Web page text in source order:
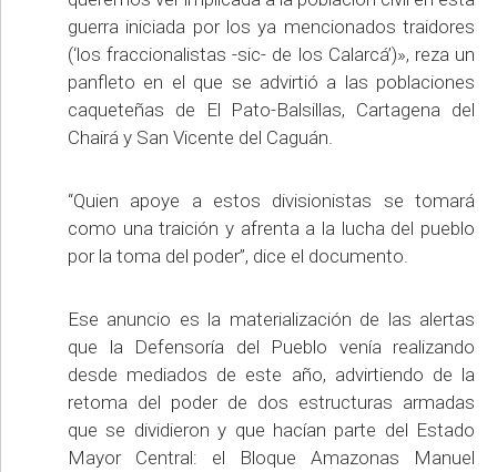
guerra iniciada por los ya mencionados traidores
(‘los fraccionalistas -sic- de los Calarcá’)», reza un
panfleto en el que se advirtió a las poblaciones
caqueteñas de El Pato-Balsillas, Cartagena del
Chairá y San Vicente del Caguán.
“Quien apoye a estos divisionistas se tomará
como una traición y afrenta a la lucha del pueblo
por la toma del poder”, dice el documento.
Ese anuncio es la materialización de las alertas
que la Defensoría del Pueblo venía realizando
desde mediados de este año, advirtiendo de la
retoma del poder de dos estructuras armadas
que se dividieron y que hacían parte del Estado
Mayor Central: el Bloque Amazonas Manuel